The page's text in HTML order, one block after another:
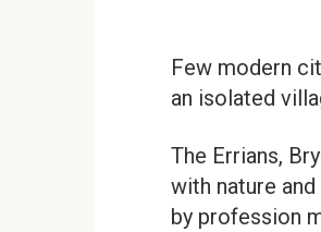
Few modern
an isolated
The Errians,
with nature
by profession